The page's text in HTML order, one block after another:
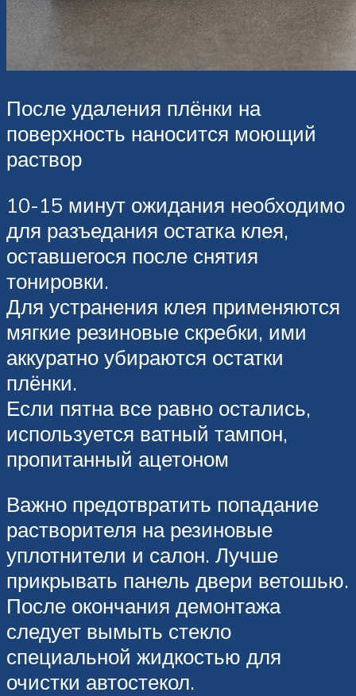
После удаления плёнки на
поверхность наносится моющий
раствор
10-15 минут ожидания необходимо
для разъедания остатка клея,
оставшегося после снятия
тонировки.
Для устранения клея применяются
мягкие резиновые скребки, ими
аккуратно убираются остатки
плёнки.
Если пятна все равно остались,
используется ватный тампон,
пропитанный ацетоном
Важно предотвратить попадание
растворителя на резиновые
уплотнители и салон. Лучше
прикрывать панель двери ветошью.
После окончания демонтажа
следует вымыть стекло
специальной жидкостью для
очистки автостекол.